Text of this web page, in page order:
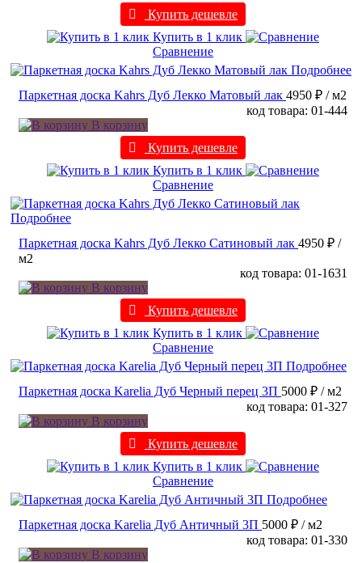
Купить дешевле
Купить в 1 клик
Сравнение
Подробнее
Паркетная доска Kahrs Дуб Лекко Матовый лак 4950 ₽ / м2
код товара: 01-444
В корзину
Купить дешевле
Купить в 1 клик
Сравнение
Подробнее
Паркетная доска Kahrs Дуб Лекко Сатиновый лак 4950 ₽ /
м2
код товара: 01-1631
В корзину
Купить дешевле
Купить в 1 клик
Сравнение
Подробнее
Паркетная доска Karelia Дуб Черный перец 3П 5000 ₽ / м2
код товара: 01-327
В корзину
Купить дешевле
Купить в 1 клик
Сравнение
Подробнее
Паркетная доска Karelia Дуб Античный 3П 5000 ₽ / м2
код товара: 01-330
В корзину